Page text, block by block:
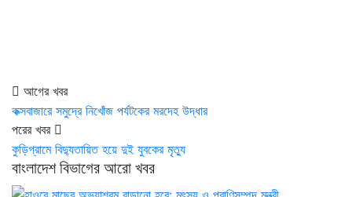
আগের খবর
কক্সবাজারে সমুদ্রে নিখোঁজ পর্যটকের মরদেহ উদ্ধার
পরের খবর
কুড়িগ্রামে বিদ্যুতায়িত হয়ে দুই যুবকের মৃত্যু
বাংলাদেশ বিভাগের আরো খবর